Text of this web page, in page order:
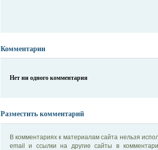
Комментарии
Нет ни одного комментария
Разместить комментарий
В комментариях к материалам сайта нельзя
email и ссылки на другие сайты в